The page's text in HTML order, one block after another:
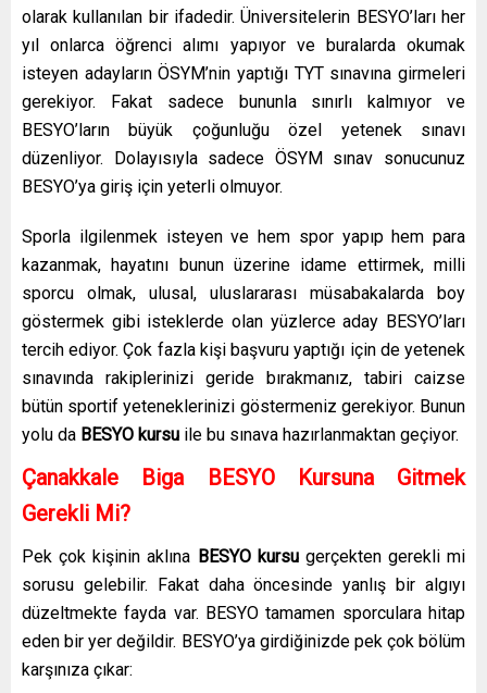
olarak kullanılan bir ifadedir. Üniversitelerin BESYO’ları her
yıl onlarca öğrenci alımı yapıyor ve buralarda okumak
isteyen adayların ÖSYM’nin yaptığı TYT sınavına girmeleri
gerekiyor. Fakat sadece bununla sınırlı kalmıyor ve
BESYO’ların büyük çoğunluğu özel yetenek sınavı
düzenliyor. Dolayısıyla sadece ÖSYM sınav sonucunuz
BESYO’ya giriş için yeterli olmuyor.
Sporla ilgilenmek isteyen ve hem spor yapıp hem para
kazanmak, hayatını bunun üzerine idame ettirmek, milli
sporcu olmak, ulusal, uluslararası müsabakalarda boy
göstermek gibi isteklerde olan yüzlerce aday BESYO’ları
tercih ediyor. Çok fazla kişi başvuru yaptığı için de yetenek
sınavında rakiplerinizi geride bırakmanız, tabiri caizse
bütün sportif yeteneklerinizi göstermeniz gerekiyor. Bunun
yolu da BESYO kursu ile bu sınava hazırlanmaktan geçiyor.
Çanakkale Biga BESYO Kursuna Gitmek
Gerekli Mi?
Pek çok kişinin aklına BESYO kursu gerçekten gerekli mi
sorusu gelebilir. Fakat daha öncesinde yanlış bir algıyı
düzeltmekte fayda var. BESYO tamamen sporculara hitap
eden bir yer değildir. BESYO’ya girdiğinizde pek çok bölüm
karşınıza çıkar: